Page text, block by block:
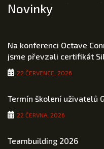
Novinky
Na konferenci Octave
jsme převzali certifikát
22 ČERVENCE, 2026
Termín školení uživatelů
22 ČERVNA, 2026
Teambuilding 2026